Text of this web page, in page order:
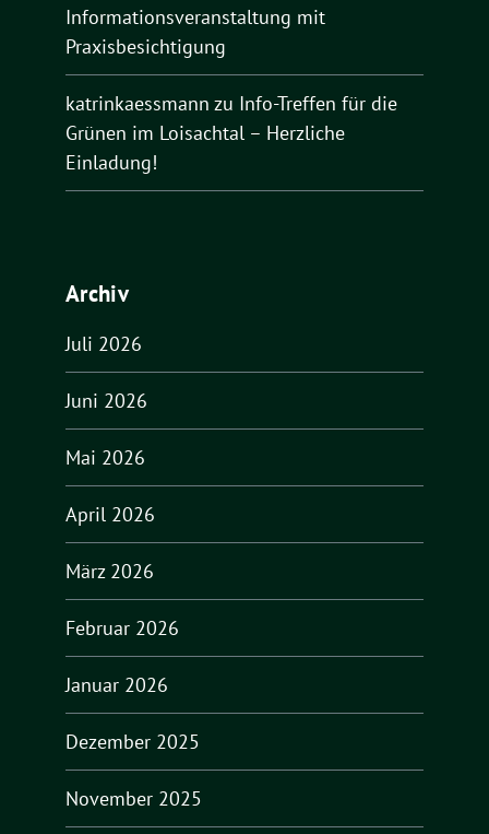
Informationsveranstaltung mit
Praxisbesichtigung
katrinkaessmann zu Info-Treffen für die
Grünen im Loisachtal – Herzliche
Einladung!
Archiv
Juli 2026
Juni 2026
Mai 2026
April 2026
März 2026
Februar 2026
Januar 2026
Dezember 2025
November 2025